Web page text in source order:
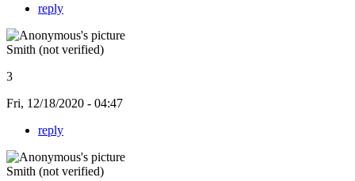
reply
Smith (not verified)
3
Fri, 12/18/2020 - 04:47
reply
Smith (not verified)